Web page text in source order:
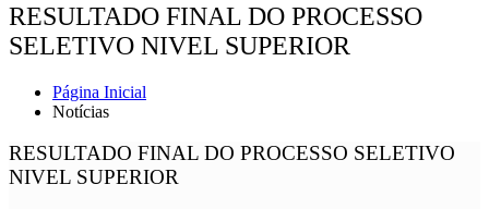
RESULTADO FINAL DO PROCESSO
SELETIVO NIVEL SUPERIOR
Página Inicial
Notícias
RESULTADO FINAL DO PROCESSO SELETIVO
NIVEL SUPERIOR